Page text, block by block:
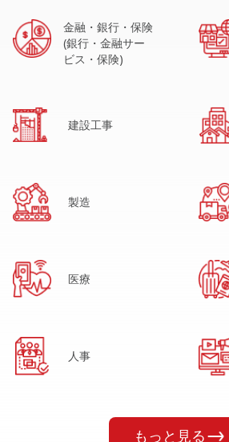
金融・銀行・保険
(銀行・金融サー
ビス・保険)
建設工事
製造
医療
人事
もっと見る